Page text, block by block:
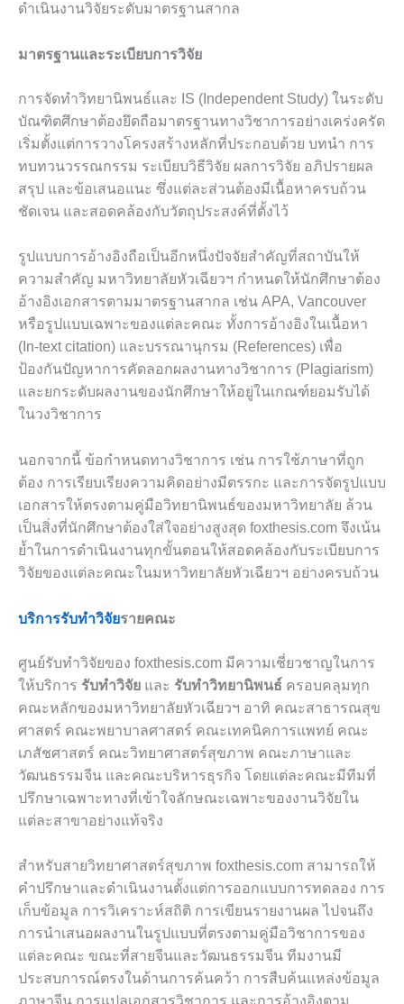
ดำเนินงานวิจัยระดับมาตรฐานสากล
มาตรฐานและระเบียบการวิจัย
การจัดทำวิทยานิพนธ์และ IS (Independent Study) ในระดับ
บัณฑิตศึกษาต้องยึดถือมาตรฐานทางวิชาการอย่างเคร่งครัด
เริ่มตั้งแต่การวางโครงสร้างหลักที่ประกอบด้วย บทนำ การ
ทบทวนวรรณกรรม ระเบียบวิธีวิจัย ผลการวิจัย อภิปรายผล
สรุป และข้อเสนอแนะ ซึ่งแต่ละส่วนต้องมีเนื้อหาครบถ้วน
ชัดเจน และสอดคล้องกับวัตถุประสงค์ที่ตั้งไว้
รูปแบบการอ้างอิงถือเป็นอีกหนึ่งปัจจัยสำคัญที่สถาบันให้
ความสำคัญ มหาวิทยาลัยหัวเฉียวฯ กำหนดให้นักศึกษาต้อง
อ้างอิงเอกสารตามมาตรฐานสากล เช่น APA, Vancouver
หรือรูปแบบเฉพาะของแต่ละคณะ ทั้งการอ้างอิงในเนื้อหา
(In-text citation) และบรรณานุกรม (References) เพื่อ
ป้องกันปัญหาการคัดลอกผลงานทางวิชาการ (Plagiarism)
และยกระดับผลงานของนักศึกษาให้อยู่ในเกณฑ์ยอมรับได้
ในวงวิชาการ
นอกจากนี้ ข้อกำหนดทางวิชาการ เช่น การใช้ภาษาที่ถูก
ต้อง การเรียบเรียงความคิดอย่างมีตรรกะ และการจัดรูปแบบ
เอกสารให้ตรงตามคู่มือวิทยานิพนธ์ของมหาวิทยาลัย ล้วน
เป็นสิ่งที่นักศึกษาต้องใส่ใจอย่างสูงสุด foxthesis.com จึงเน้น
ย้ำในการดำเนินงานทุกขั้นตอนให้สอดคล้องกับระเบียบการ
วิจัยของแต่ละคณะในมหาวิทยาลัยหัวเฉียวฯ อย่างครบถ้วน
บริการรับทำวิจัยรายคณะ
ศูนย์รับทำวิจัยของ foxthesis.com มีความเชี่ยวชาญในการ
ให้บริการ รับทำวิจัย และ รับทำวิทยานิพนธ์ ครอบคลุมทุก
คณะหลักของมหาวิทยาลัยหัวเฉียวฯ อาทิ คณะสาธารณสุข
ศาสตร์ คณะพยาบาลศาสตร์ คณะเทคนิคการแพทย์ คณะ
เภสัชศาสตร์ คณะวิทยาศาสตร์สุขภาพ คณะภาษาและ
วัฒนธรรมจีน และคณะบริหารธุรกิจ โดยแต่ละคณะมีทีมที่
ปรึกษาเฉพาะทางที่เข้าใจลักษณะเฉพาะของงานวิจัยใน
แต่ละสาขาอย่างแท้จริง
สำหรับสายวิทยาศาสตร์สุขภาพ foxthesis.com สามารถให้
คำปรึกษาและดำเนินงานตั้งแต่การออกแบบการทดลอง การ
เก็บข้อมูล การวิเคราะห์สถิติ การเขียนรายงานผล ไปจนถึง
การนำเสนอผลงานในรูปแบบที่ตรงตามคู่มือวิชาการของ
แต่ละคณะ ขณะที่สายจีนและวัฒนธรรมจีน ทีมงานมี
ประสบการณ์ตรงในด้านการค้นคว้า การสืบค้นแหล่งข้อมูล